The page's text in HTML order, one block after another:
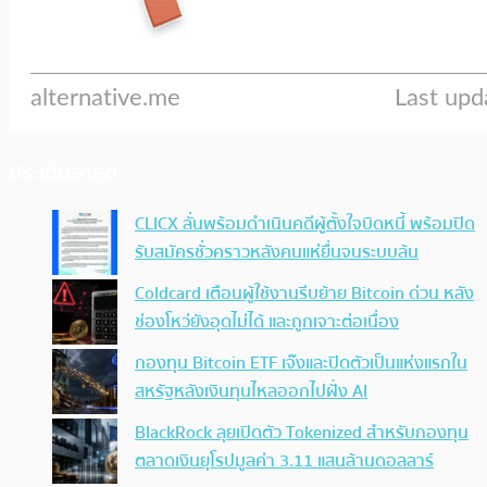
CLICX ลั่นพร้อมดำเนินคดีผู้ตั้งใจบิดหนี้ พร้อมปิด
รับสมัครชั่วคราวหลังคนแห่ยื่นจนระบบล้น
Coldcard เตือนผู้ใช้งานรีบย้าย Bitcoin ด่วน หลัง
ช่องโหว่ยังอุดไม่ได้ และถูกเจาะต่อเนื่อง
กองทุน Bitcoin ETF เจ๊งและปิดตัวเป็นแห่งแรกใน
สหรัฐหลังเงินทุนไหลออกไปฝั่ง AI
BlackRock ลุยเปิดตัว Tokenized สำหรับกองทุน
ตลาดเงินยุโรปมูลค่า 3.11 แสนล้านดอลลาร์